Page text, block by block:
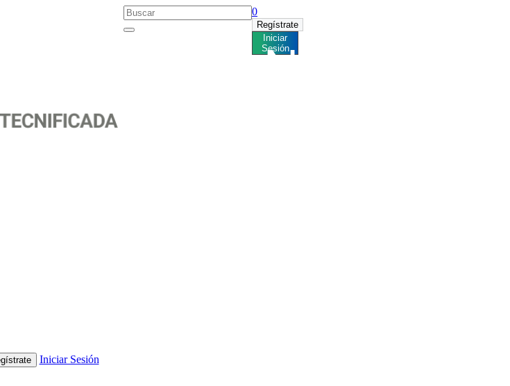
Noticias
0
Regístrate
Iniciar
Sesión
Iniciar Sesión